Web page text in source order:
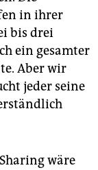
in ihrer
bis drei
ein gesamter
Aber wir
jeder seine
wäre